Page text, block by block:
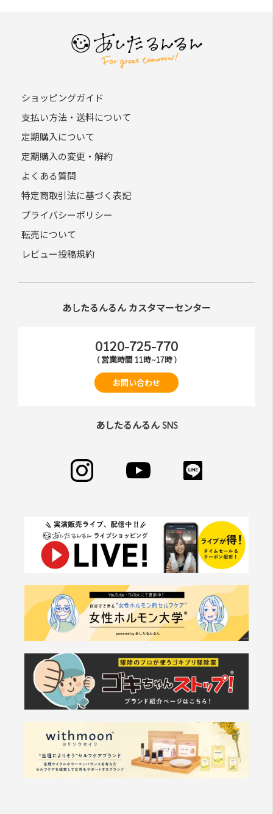
ショッピングガイド
支払い方法・送料について
定期購入について
定期購入の変更・解約
よくある質問
特定商取引法に基づく表記
プライバシーポリシー
転売について
レビュー投稿規約
あしたるんるん カスタマーセンター
0120-725-770
( 営業時間 11時~17時 )
お問い合わせ
あしたるんるん SNS